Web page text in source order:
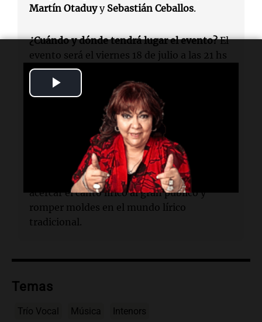
Video
Martín Otaduyy Sebastián Ceballos.
¿Cuándo y dónde tendrá lugar el evento?El
evento será el viernes 18 de julio a las 21 hs
en elTeatro El Círculo
¿Cómo es la propuesta musical de Intenors?
La propuesta fusiona técnica lírica con pop
clásico y presenta un espectáculo temático
de canciones de películas.
¿Por qué es relevante este evento?Busca
acercar el canto lírico al gran público y
romper moldes en el mundo lírico
tradicional.
Temas
Trío Vocal Música Intenors